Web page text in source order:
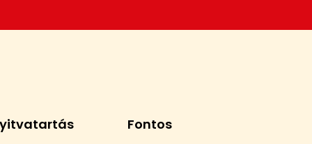
Fontos